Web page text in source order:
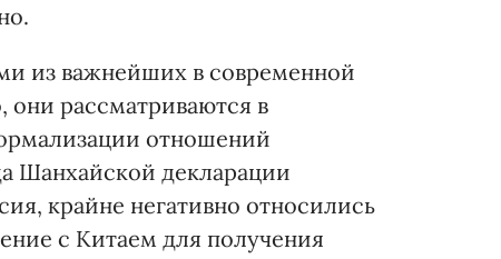
из важнейших в современной
они рассматриваются в
отношений
Шанхайской декларации
крайне негативно относились
с Китаем для получения